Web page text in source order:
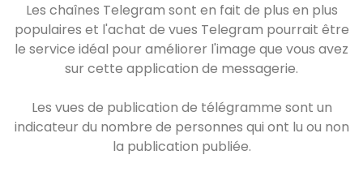
Les chaînes Telegram sont en fait de plus en plus
populaires et l'achat de vues Telegram pourrait être
le service idéal pour améliorer l'image que vous avez
sur cette application de messagerie.
Les vues de publication de télégramme sont un
indicateur du nombre de personnes qui ont lu ou non
la publication publiée.